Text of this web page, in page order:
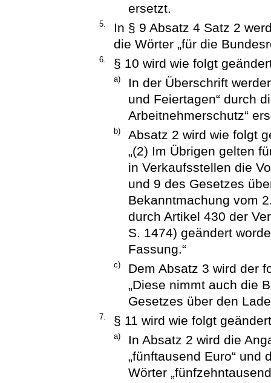
ersetzt.
5.
In § 9 Absatz 4 Satz 2
die Wörter „für die
6. § 10 wird wie folgt
a)
In der Überschrift
und Feiertagen“ durch
Arbeitnehmerschutz“
b)
Absatz 2 wird wie folgt
„(2) Im Übrigen gelten
in Verkaufsstellen die
und 9 des Gesetzes
Bekanntmachung vom
durch Artikel 430 der
S. 1474) geändert
Fassung.“
c)
Dem Absatz 3 wird der
„Diese nimmt auch die
Gesetzes über den
7. § 11 wird wie folgt
a)
In Absatz 2 wird die
„fünftausend Euro“ und
Wörter